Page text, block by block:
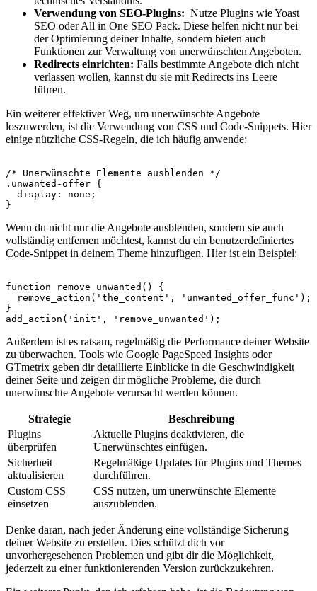
Verwendung von ​SEO-Plugins: ‍ Nutze Plugins wie​ Yoast
SEO oder ⁣All in One SEO Pack. Diese helfen nicht nur bei
der Optimierung ‍deiner Inhalte, sondern bieten auch
Funktionen zur Verwaltung​ von unerwünschten Angeboten.
Redirects einrichten: Falls bestimmte Angebote⁣ dich ​nicht⁣
verlassen wollen, kannst‌ du sie mit Redirects ins Leere
führen.
Ein​ weiterer effektiver ‌Weg, ‌um unerwünschte Angebote
loszuwerden, ist die Verwendung von CSS⁣ und Code-Snippets.⁤ Hier
einige nützliche CSS-Regeln, die ⁣ich häufig ⁣anwende:
/* Unerwünschte Elemente ausblenden */
.unwanted-offer {
  display: none;
Wenn du nicht nur die Angebote ausblenden, sondern sie auch
vollständig entfernen möchtest, ⁢kannst ‌du ein benutzerdefiniertes
‌Code-Snippet in deinem Theme hinzufügen. ​Hier ist ein Beispiel:
function remove_unwanted() {
  remove_action('the_content', 'unwanted_offer_func');
}
Außerdem⁢ ist es ratsam, regelmäßig ‌die Performance deiner ​Website
zu überwachen. Tools wie ‌Google PageSpeed ⁢Insights oder
GTmetrix geben dir detaillierte Einblicke ⁣in die Geschwindigkeit
deiner Seite und ⁤zeigen dir‍ mögliche Probleme, die durch
unerwünschte Angebote verursacht werden ​können.
Strategie
Beschreibung
Plugins
überprüfen
Aktuelle Plugins deaktivieren, die
Unerwünschtes einfügen.
Sicherheit
aktualisieren
Regelmäßige Updates für Plugins und Themes
durchführen.
Custom ⁤CSS
⁣einsetzen
CSS nutzen, um unerwünschte Elemente
auszublenden.
Denke daran, ‍nach jeder Änderung eine vollständige Sicherung
⁢deiner​ Website zu erstellen.⁢ Dies⁢ schützt dich vor
unvorhergesehenen Problemen ⁣und gibt dir die Möglichkeit,
jederzeit zu einer funktionierenden Version zurückzukehren.